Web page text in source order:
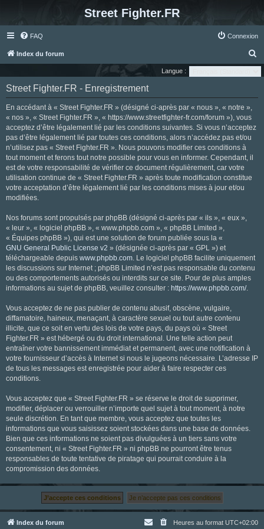
Street Fighter.FR
FAQ Connexion
Index du forum
e
Langue :
Street Fighter.FR - Enregistrement
En accédant à « Street Fighter.FR » (désigné ci-après par « nous », « notre »,
« nos », « Street Fighter.FR », « https://www.streetfighter-fr.com/forum »), vous
acceptez d’être légalement lié par les conditions suivantes. Si vous n’acceptez
pas d’être légalement lié par toutes ces conditions, alors n’accédez pas et/ou
n’utilisez pas « Street Fighter.FR ». Nous pouvons modifier ces conditions à
tout moment et ferons tout notre possible pour vous en informer. Cependant, il
est de votre responsabilité de vérifier ce document régulièrement, car votre
utilisation continue de « Street Fighter.FR » après toute modification constitue
votre acceptation d’être légalement lié par les conditions mises à jour et/ou
modifiées.
Nos forums sont propulsés par phpBB (désigné ci-après par « ils », « eux »,
« leur », « logiciel phpBB », « www.phpbb.com », « phpBB Limited »,
« Équipes phpBB »), qui est une solution de forum publiée sous la «
GNU General Public License v2 » (désignée ci-après par « GPL ») et
téléchargeable depuis www.phpbb.com. Le logiciel phpBB facilite uniquement
les discussions sur Internet ; phpBB Limited n’est pas responsable du contenu
ou des comportements autorisés ou interdits sur ce site. Pour de plus amples
informations au sujet de phpBB, veuillez consulter : https://www.phpbb.com/.
Vous acceptez de ne pas publier de contenu abusif, obscène, vulgaire,
diffamatoire, haineux, menaçant, à caractère sexuel ou tout autre contenu
illicite, que ce soit en vertu des lois de votre pays, du pays où « Street
Fighter.FR » est hébergé ou du droit international. Une telle action peut
entraîner votre bannissement immédiat et permanent, avec une notification à
votre fournisseur d’accès à Internet si nous le jugeons nécessaire. L’adresse IP
de tous les messages est enregistrée pour aider à faire respecter ces
conditions.
Vous acceptez que « Street Fighter.FR » se réserve le droit de supprimer,
modifier, déplacer ou verrouiller n’importe quel sujet à tout moment, à notre
seule discrétion. En tant que membre, vous acceptez que toutes les
informations que vous saisissez soient stockées dans une base de données.
Bien que ces informations ne soient pas divulguées à un tiers sans votre
consentement, ni « Street Fighter.FR » ni phpBB ne pourront être tenus
responsables de toute tentative de piratage qui pourrait conduire à la
compromission des données.
Index du forum Heures au format UTC+02:00